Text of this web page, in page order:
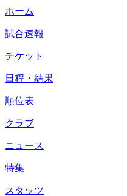
ホーム
試合速報
チケット
日程・結果
順位表
クラブ
ニュース
特集
スタッツ